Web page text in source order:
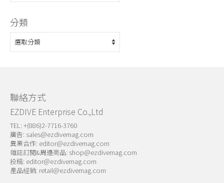
分類
分
類
聯絡方式
EZDIVE Enterprise Co.,Ltd
TEL: +(886)2-7716-3760
廣告: sales@ezdivemag.com
異業合作: editor@ezdivemag.com
雜誌訂閱&周邊商品: shop@ezdivemag.com
投稿: editor@ezdivemag.com
產品經銷: retail@ezdivemag.com